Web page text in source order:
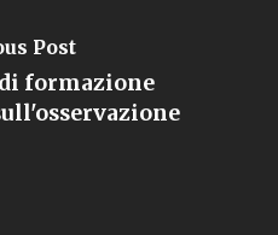
Post
formazione